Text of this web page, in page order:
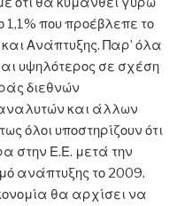
1,1% που προέβλεπε το
Ανάπτυξης. Παρ’ όλα
υψηλότερος σε σχέση
διεθνών
και άλλων
όλοι υποστηρίζουν ότι
στην Ε.Ε. μετά την
ανάπτυξης το 2009.
θα αρχίσει να